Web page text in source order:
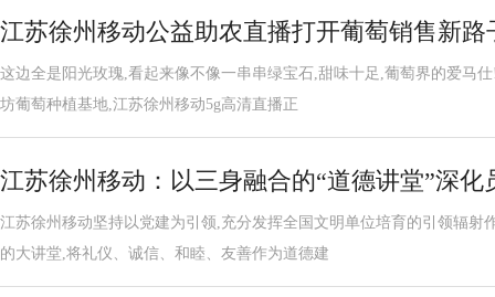
江苏徐州移动公益助农直播打开葡萄销售新路
这边全是阳光玫瑰,看起来像不像一串串绿宝石,甜味十足,葡萄界的爱马
坊葡萄种植基地,江苏徐州移动5g高清直播正
江苏徐州移动：以三身融合的“道德讲堂”深化
江苏徐州移动坚持以党建为引领,充分发挥全国文明单位培育的引领辐射
的大讲堂,将礼仪、诚信、和睦、友善作为道德建